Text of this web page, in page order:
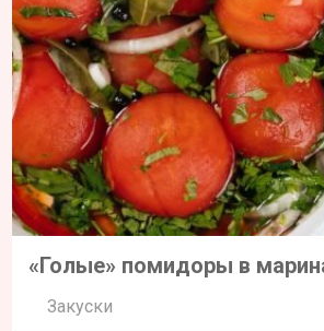
«Голые» помидоры в
Закуски